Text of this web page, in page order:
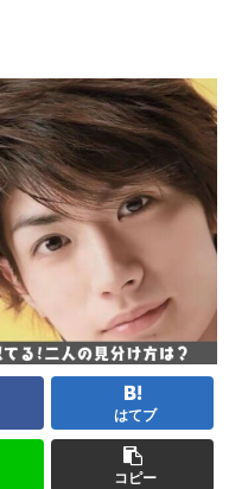
はてブ
コピー